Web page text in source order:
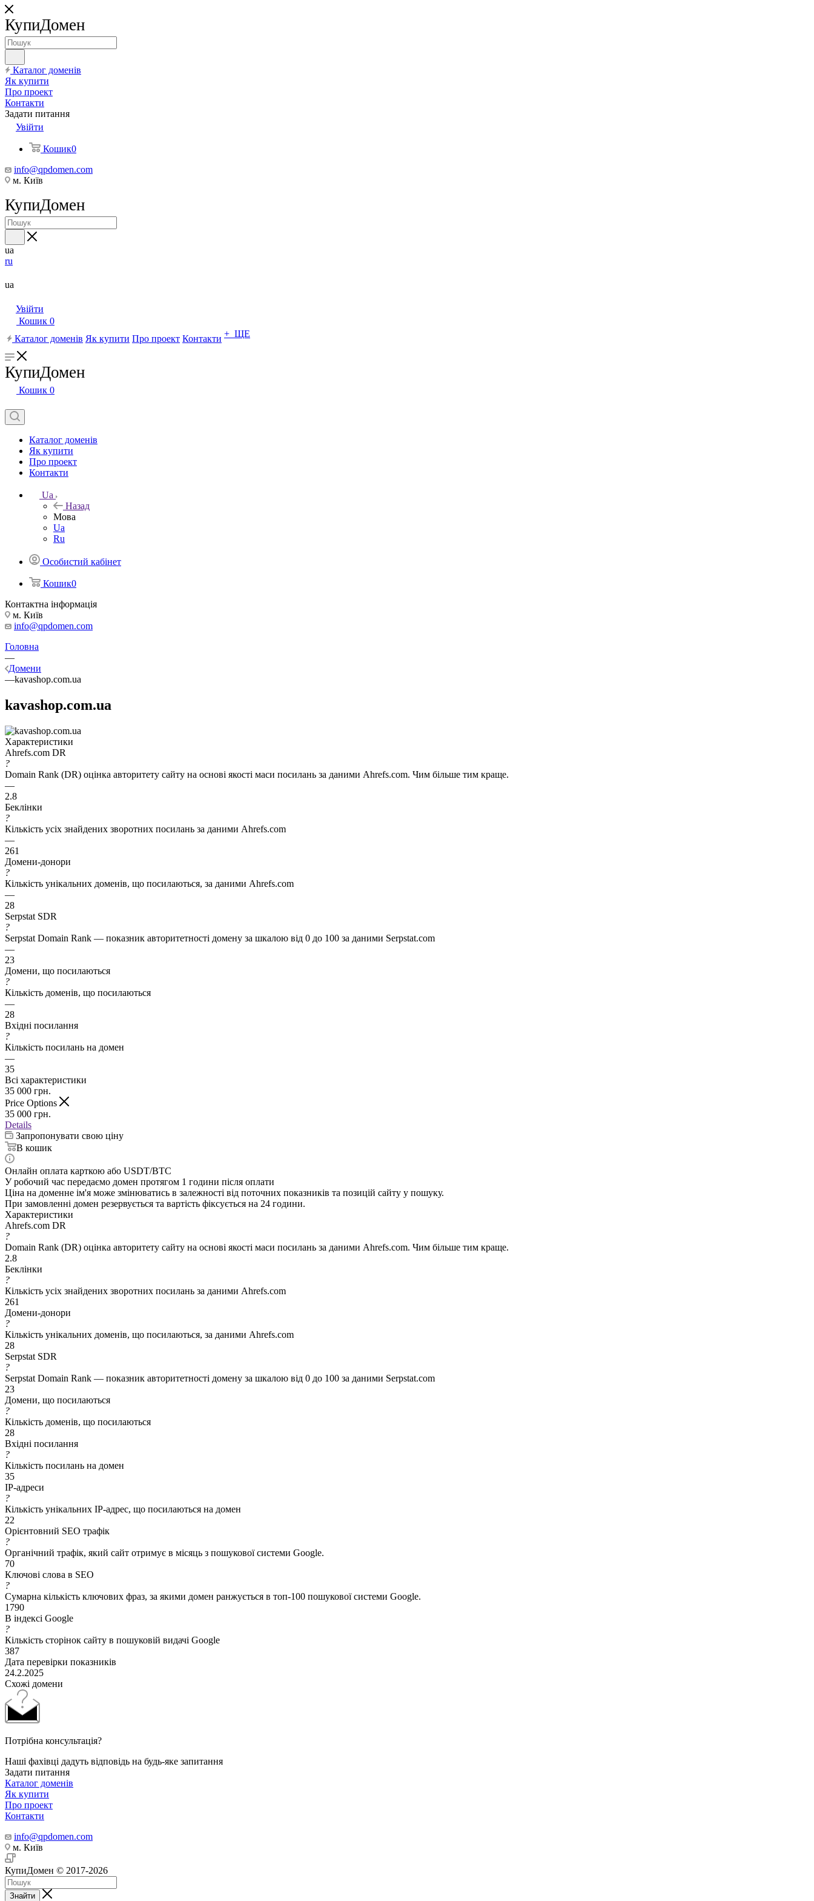
КупиДомен
Каталог доменів
Як купити
Про проект
Контакти
Задати питання
Увійти
Кошик0
info@qpdomen.com
м. Київ
КупиДомен
ua
ru
ua
Увійти
Кошик 0
Каталог доменів Як купити Про проект Контакти + ЩЕ
КупиДомен
Кошик 0
Каталог доменів
Як купити
Про проект
Контакти
Ua
Назад
Мова
Ua
Ru
Особистий кабінет
Кошик0
Контактна інформація
м. Київ
info@qpdomen.com
Головна
—
Домени
—kavashop.com.ua
kavashop.com.ua
Характеристики
Ahrefs.com DR
?
Domain Rank (DR) оцінка авторитету сайту на основі якості маси посилань за даними Ahrefs.com. Чим більше тим краще.
—
2.8
Беклінки
?
Кількість усіх знайдених зворотних посилань за даними Ahrefs.com
—
261
Домени-донори
?
Кількість унікальних доменів, що посилаються, за даними Ahrefs.com
—
28
Serpstat SDR
?
Serpstat Domain Rank — показник авторитетності домену за шкалою від 0 до 100 за даними Serpstat.com
—
23
Домени, що посилаються
?
Кількість доменів, що посилаються
—
28
Вхідні посилання
?
Кількість посилань на домен
—
35
Всі характеристики
35 000 грн.
Price Options
35 000 грн.
Details
Запропонувати свою ціну
В кошик
Онлайн оплата карткою або USDT/BTC
У робочий час передаємо домен протягом 1 години після оплати
Ціна на доменне ім'я може змінюватись в залежності від поточних показників та позицій сайту у пошуку.
При замовленні домен резервується та вартість фіксується на 24 години.
Характеристики
Ahrefs.com DR
?
Domain Rank (DR) оцінка авторитету сайту на основі якості маси посилань за даними Ahrefs.com. Чим більше тим краще.
2.8
Беклінки
?
Кількість усіх знайдених зворотних посилань за даними Ahrefs.com
261
Домени-донори
?
Кількість унікальних доменів, що посилаються, за даними Ahrefs.com
28
Serpstat SDR
?
Serpstat Domain Rank — показник авторитетності домену за шкалою від 0 до 100 за даними Serpstat.com
23
Домени, що посилаються
?
Кількість доменів, що посилаються
28
Вхідні посилання
?
Кількість посилань на домен
35
IP-адреси
?
Кількість унікальних IP-адрес, що посилаються на домен
22
Орієнтовний SEO трафік
?
Органічний трафік, який сайт отримує в місяць з пошукової системи Google.
70
Ключові слова в SEO
?
Сумарна кількість ключових фраз, за якими домен ранжується в топ-100 пошукової системи Google.
1790
В індексі Google
?
Кількість сторінок сайту в пошуковій видачі Google
387
Дата перевірки показників
24.2.2025
Схожі домени
Потрібна консультація?
Наші фахівці дадуть відповідь на будь-яке запитання
Задати питання
Каталог доменів
Як купити
Про проект
Контакти
info@qpdomen.com
м. Київ
КупиДомен © 2017-2026
Знайти